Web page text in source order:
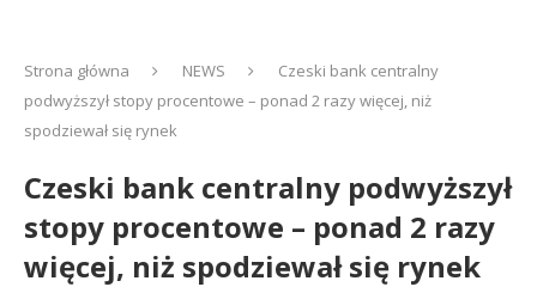
Strona główna NEWS
Czeski bank centralny
podwyższył stopy procentowe – ponad 2 razy więcej, niż
spodziewał się rynek
Czeski bank centralny podwyższył
stopy procentowe – ponad 2 razy
więcej, niż spodziewał się rynek